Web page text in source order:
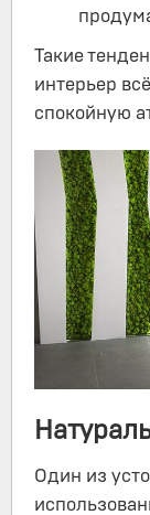
Такие
интерьер
спокойную
Один из